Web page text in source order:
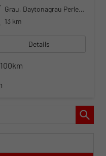
Grau, Daytonagrau Perleffekt (6Y)
13 km
Details